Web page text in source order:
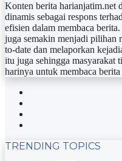
Konten berita harianjatim.net
dinamis sebagai respons
efisien dalam membaca
juga semakin menjadi pilihan
to-date dan melaporkan
itu juga sehingga masyarakat
harinya untuk membaca
TRENDING TOPICS